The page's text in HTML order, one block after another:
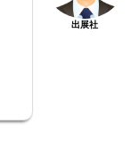
出展社